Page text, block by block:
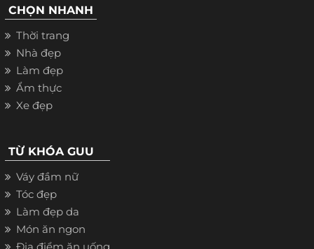
CHỌN NHANH
Thời trang
Nhà đẹp
Làm đẹp
Ẩm thực
Xe đẹp
TỪ KHÓA GUU
Váy đầm nữ
Tóc đẹp
Làm đẹp da
Món ăn ngon